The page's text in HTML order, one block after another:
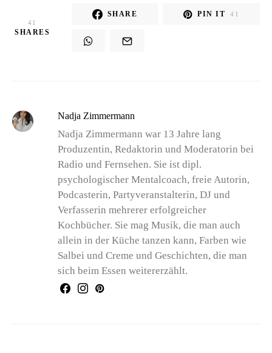
41
SHARES
SHARE PIN IT 41
Nadja Zimmermann
Nadja Zimmermann war 13 Jahre lang
Produzentin, Redaktorin und Moderatorin bei
Radio und Fernsehen. Sie ist dipl.
psychologischer Mentalcoach, freie Autorin,
Podcasterin, Partyveranstalterin, DJ und
Verfasserin mehrerer erfolgreicher
Kochbücher. Sie mag Musik, die man auch
allein in der Küche tanzen kann, Farben wie
Salbei und Creme und Geschichten, die man
sich beim Essen weitererzählt.